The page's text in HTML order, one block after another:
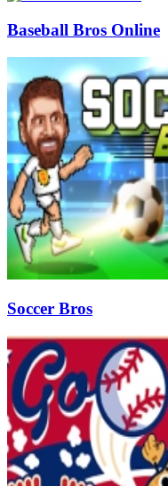
Baseball Bros Online
Soccer Bros